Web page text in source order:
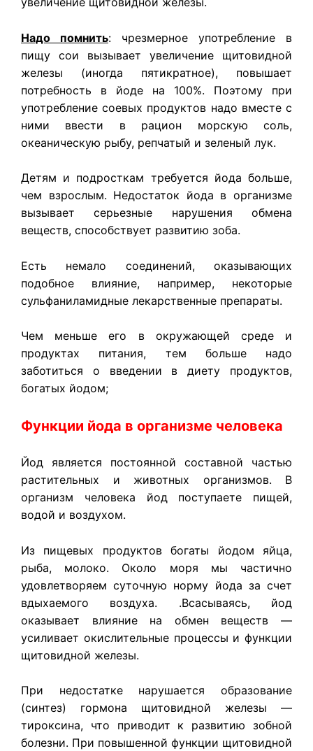
Надо помнить: чрезмерное употребление в
пищу сои вызывает увеличение щитовидной
железы (иногда пятикратное), повышает
потребность в йоде на 100%. Поэтому при
употребление соевых продуктов надо вместе с
ними ввести в рацион морскую соль,
океаническую рыбу, репчатый и зеленый лук.
Детям и подросткам требуется йода больше,
чем взрослым. Недостаток йода в организме
вызывает серьезные нарушения обмена
веществ, способствует развитию зоба.
Есть немало соединений, оказывающих
подобное влияние, например, некоторые
сульфаниламидные лекарственные препараты.
Чем меньше его в окружающей среде и
продуктах питания, тем больше надо
заботиться о введении в диету продуктов,
богатых йодом;
Функции йода в организме человека
Йод является постоянной составной частью
растительных и животных организмов. В
организм человека йод поступаете пищей,
водой и воздухом.
Из пищевых продуктов богаты йодом яйца,
рыба, молоко. Около моря мы частично
удовлетворяем суточную норму йода за счет
вдыхаемого воздуха. .Всасываясь, йод
оказывает влияние на обмен веществ —
усиливает окислительные процессы и функции
щитовидной железы.
При недостатке нарушается образование
(синтез) гормона щитовидной железы —
тироксина, что приводит к развитию зобной
болезни. При повышенной функции щитовидной